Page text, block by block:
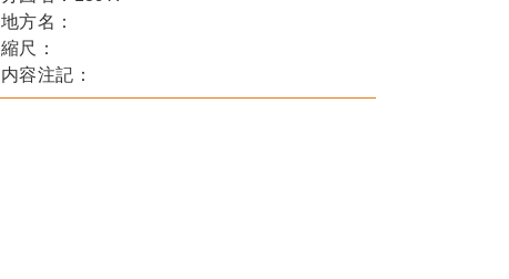
地方名：
縮尺：
内容注記：